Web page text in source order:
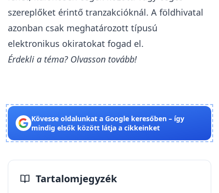
szereplőket érintő tranzakcióknál. A földhivatal
azonban csak meghatározott típusú
elektronikus okiratokat fogad el.
Érdekli a téma? Olvasson tovább!
Kövesse oldalunkat a Google keresőben – így
mindig elsők között látja a cikkeinket
Tartalomjegyzék